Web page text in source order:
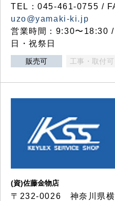
TEL：045-461-0755 /
uzo@yamaki-ki.jp
営業時間：9:30〜18:30
日・祝祭日
販売可 工事・取付可
(資)佐藤金物店
〒232-0026 神奈川県